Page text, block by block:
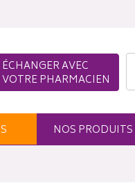
ÉCHANGER AVEC
VOTRE PHARMACIEN
S NOS PRODUITS